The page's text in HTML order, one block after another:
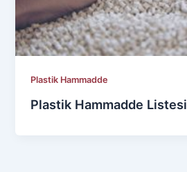
Plastik Hammadde
Plastik Hammadde Listesi